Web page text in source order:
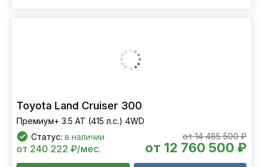
Toyota Land Cruiser 300
Премиум+ 3.5 AT (415 л.с.) 4WD
Статус: в наличии от 14 485 500 ₽
от 12 760 500 ₽
от 240 222 ₽/мес.